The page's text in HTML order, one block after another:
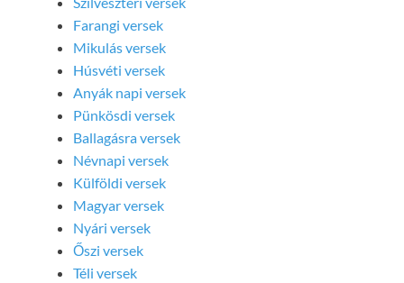
Farangi versek
Mikulás versek
Húsvéti versek
Anyák napi versek
Pünkösdi versek
Ballagásra versek
Névnapi versek
Külföldi versek
Magyar versek
Nyári versek
Őszi versek
Téli versek